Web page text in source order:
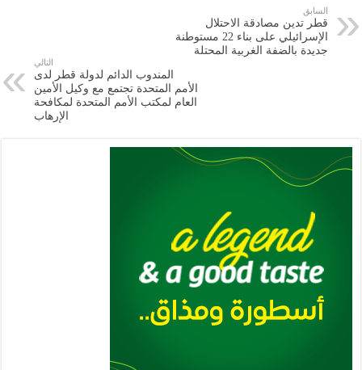
y
Li
n
k
A
p
السابق
قطر تدين مصادقة الاحتلال
الإسرائيلي على بناء 22 مستوطنة
جديدة بالضفة الغربية المحتلة
التالي
المندوب الدائم لدولة قطر لدى
الأمم المتحدة تجتمع مع وكيل الأمين
العام لمكتب الأمم المتحدة لمكافحة
الإرهاب